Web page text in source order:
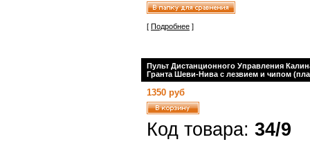
[ Подробнее ]
Пульт Дистанционного Управления
Гранта Шеви-Нива с лезвием и чипом
1350 руб
Код товара: 34/9